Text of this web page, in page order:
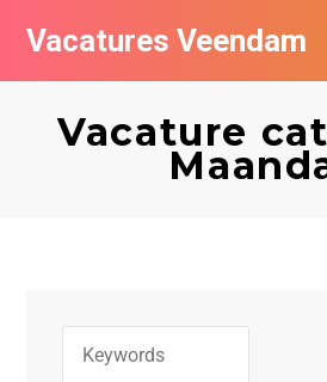
Vacatures Veendam
Vacature
Vacatures per bedrijf